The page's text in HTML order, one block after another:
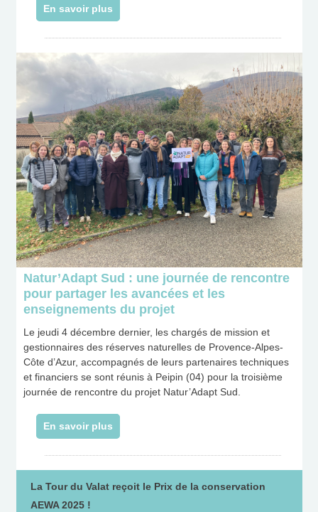
En savoir plus
Natur’Adapt Sud : une journée de rencontre
pour partager les avancées et les
enseignements du projet
Le jeudi 4 décembre dernier, les chargés de mission et
gestionnaires des réserves naturelles de Provence-Alpes-
Côte d’Azur, accompagnés de leurs partenaires techniques
et financiers se sont réunis à Peipin (04) pour la troisième
journée de rencontre du projet Natur’Adapt Sud.
En savoir plus
La Tour du Valat reçoit le Prix de la conservation
AEWA 2025 !